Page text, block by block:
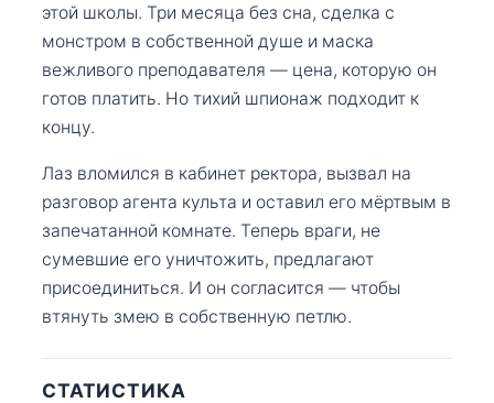
этой школы. Три месяца без сна, сделка с
монстром в собственной душе и маска
вежливого преподавателя — цена, которую он
готов платить. Но тихий шпионаж подходит к
концу.
Лаз вломился в кабинет ректора, вызвал на
разговор агента культа и оставил его мёртвым в
запечатанной комнате. Теперь враги, не
сумевшие его уничтожить, предлагают
присоединиться. И он согласится — чтобы
втянуть змею в собственную петлю.
СТАТИСТИКА